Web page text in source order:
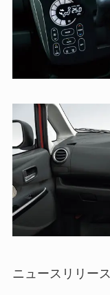
ニュースリリース